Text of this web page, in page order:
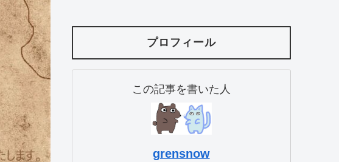
プロフィール
この記事を書いた人
grensnow